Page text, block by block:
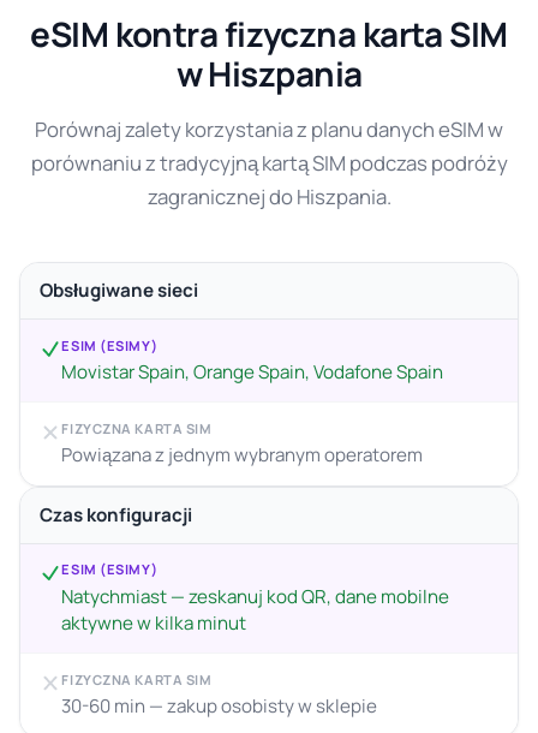
eSIM kontra fizyczna karta SIM
w Hiszpania
Porównaj zalety korzystania z planu danych eSIM w
porównaniu z tradycyjną kartą SIM podczas podróży
zagranicznej do Hiszpania.
Obsługiwane sieci
ESIM (ESIMY)
Movistar Spain, Orange Spain, Vodafone Spain
FIZYCZNA KARTA SIM
Powiązana z jednym wybranym operatorem
Czas konfiguracji
ESIM (ESIMY)
Natychmiast — zeskanuj kod QR, dane mobilne
aktywne w kilka minut
FIZYCZNA KARTA SIM
30-60 min — zakup osobisty w sklepie